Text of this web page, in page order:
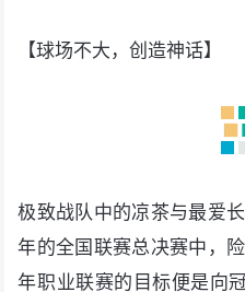
【球场不大，创造神话】
极致战队中的凉茶与最爱
年的全国联赛总决赛中，
年职业联赛的目标便是向